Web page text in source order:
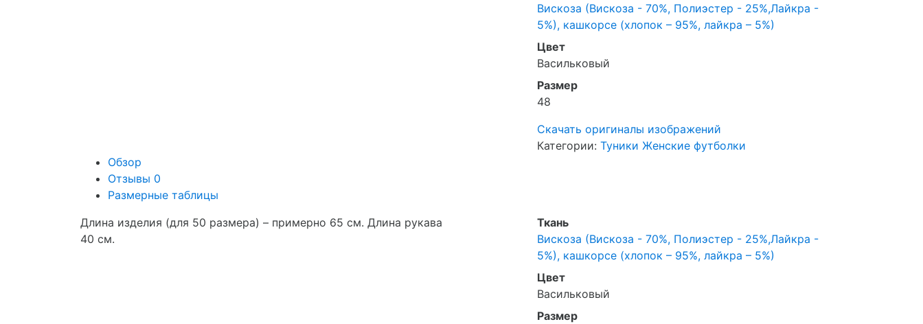
Вискоза (Вискоза - 70%, Полиэстер - 25%,Лайкра -
5%), кашкорсе (хлопок – 95%, лайкра – 5%)
Цвет
Васильковый
Размер
48
Скачать оригиналы изображений
Категории: Туники Женские футболки
Обзор
Отзывы 0
Размерные таблицы
Длина изделия (для 50 размера) – примерно 65 см. Длина рукава
40 см.
Ткань
Вискоза (Вискоза - 70%, Полиэстер - 25%,Лайкра -
5%), кашкорсе (хлопок – 95%, лайкра – 5%)
Цвет
Васильковый
Размер